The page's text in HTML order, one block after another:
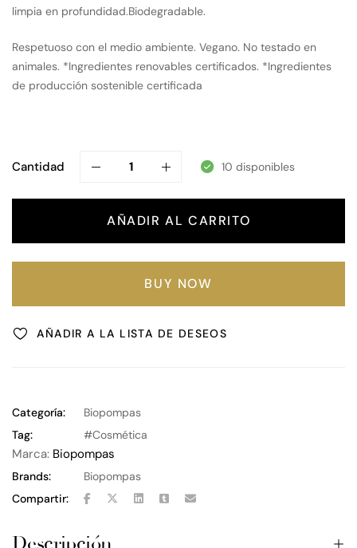
limpia en profundidad.Biodegradable.
Respetuoso con el medio ambiente. Vegano. No testado en
animales. *Ingredientes renovables certificados. *Ingredientes
de producción sostenible certificada
Cantidad 10 disponibles
AÑADIR AL CARRITO
BUY NOW
AÑADIR A LA LISTA DE DESEOS
Categoría:
Biopompas
Tag:
Cosmética
Marca: Biopompas
Brands:
Biopompas
Compartir: